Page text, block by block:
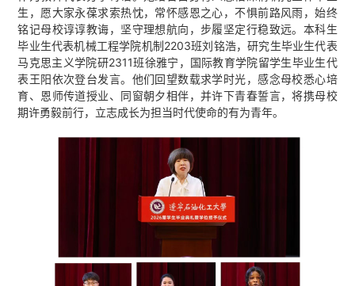
生，愿大家永葆求索热忱，常怀感恩之心，不惧前路风雨，始终
铭记母校谆谆教诲，坚守理想航向，步履坚定行稳致远。本科生
毕业生代表机械工程学院机制2203班刘铭浩，研究生毕业生代表
马克思主义学院研2311班徐雅宁，国际教育学院留学生毕业生代
表王阳依次登台发言。他们回望数载求学时光，感念母校悉心培
育、恩师传道授业、同窗朝夕相伴，并许下青春誓言，将携母校
期许勇毅前行，立志成长为担当时代使命的有为青年。